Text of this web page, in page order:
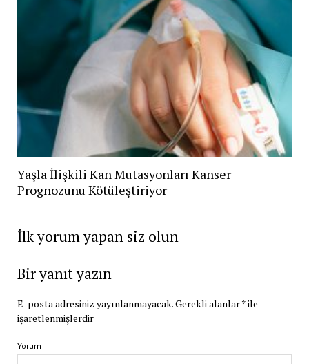
Yaşla İlişkili Kan Mutasyonları Kanser
Prognozunu Kötüleştiriyor
İlk yorum yapan siz olun
Bir yanıt yazın
E-posta adresiniz yayınlanmayacak.Gerekli alanlar*ile
işaretlenmişlerdir
Yorum